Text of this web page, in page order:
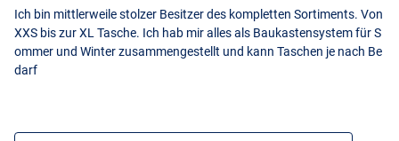
Ich bin mittlerweile stolzer Besitzer des kompletten Sortiments. Von
XXS bis zur XL Tasche. Ich hab mir alles als Baukastensystem für S
ommer und Winter zusammengestellt und kann Taschen je nach Be
darf